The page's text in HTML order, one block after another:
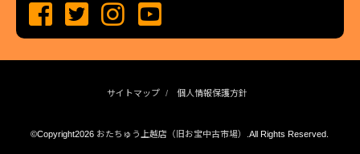
サイトマップ 個人情報保護方針
©Copyright2026 おたちゅう上越店（旧お宝中古市場） .All Rights Reserved.